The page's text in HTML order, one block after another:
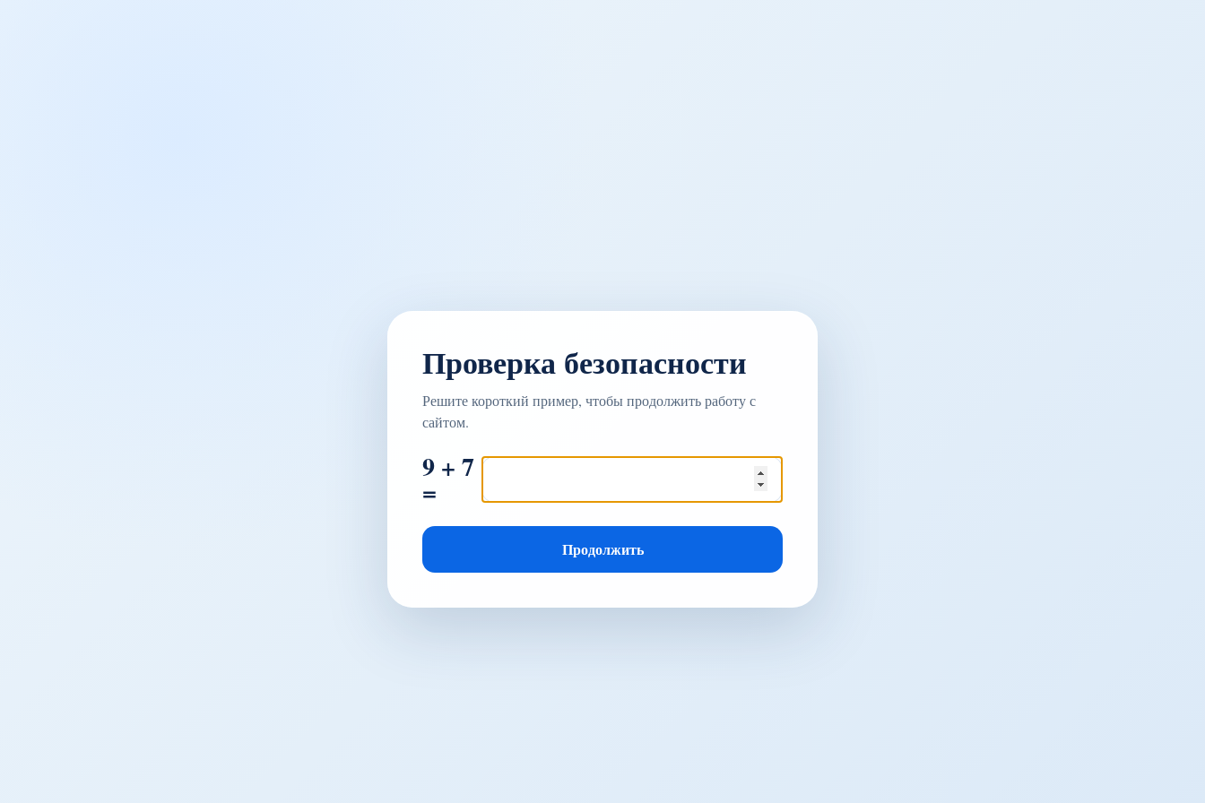
Проверка безопасности
Решите короткий пример, чтобы продолжить работу с
сайтом.
9 + 7
=
Продолжить